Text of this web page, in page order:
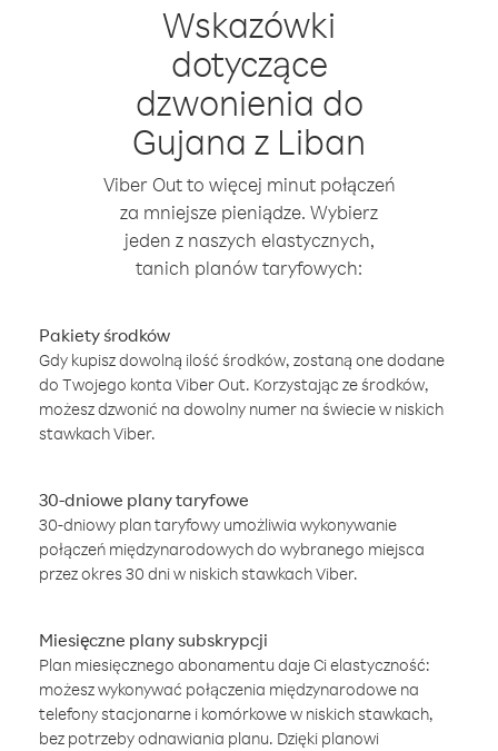
Wskazówki
dotyczące
dzwonienia do
Gujana z Liban
Viber Out to więcej minut połączeń
za mniejsze pieniądze. Wybierz
jeden z naszych elastycznych,
tanich planów taryfowych:
Pakiety środków
Gdy kupisz dowolną ilość środków, zostaną one dodane
do Twojego konta Viber Out. Korzystając ze środków,
możesz dzwonić na dowolny numer na świecie w niskich
stawkach Viber.
30-dniowe plany taryfowe
30-dniowy plan taryfowy umożliwia wykonywanie
połączeń międzynarodowych do wybranego miejsca
przez okres 30 dni w niskich stawkach Viber.
Miesięczne plany subskrypcji
Plan miesięcznego abonamentu daje Ci elastyczność:
możesz wykonywać połączenia międzynarodowe na
telefony stacjonarne i komórkowe w niskich stawkach,
bez potrzeby odnawiania planu. Dzięki planowi